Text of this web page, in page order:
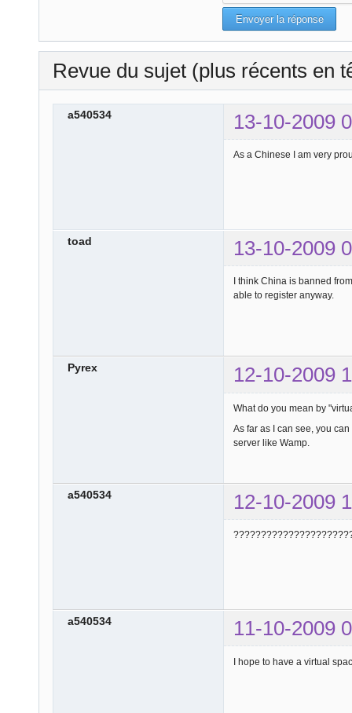
Revue du sujet (plus récents en
a540534 13-10-2009
As a Chinese I am very
toad 13-10-2009
I think China is banned
able to register anyway.
Pyrex 12-10-2009
What do you mean by
As far as I can see, you
server like Wamp.
a540534 12-10-2009
a540534 11-10-2009
I hope to have a virtual